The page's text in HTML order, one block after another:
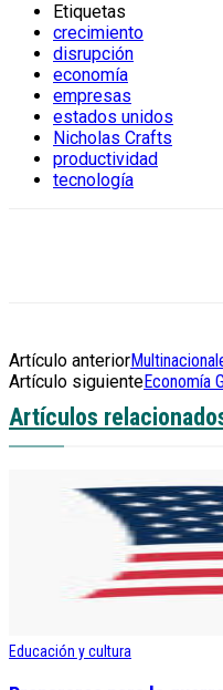
Etiquetas
crecimiento
disrupción
economía
empresas
estados unidos
Nicholas Crafts
productividad
tecnología
Artículo anterior
Artículo siguienteEconomía
Artículos
Educación y cultura